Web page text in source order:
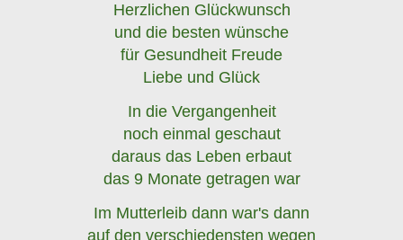
Herzlichen Glückwunsch
und die besten wünsche
für Gesundheit Freude
Liebe und Glück
In die Vergangenheit
noch einmal geschaut
daraus das Leben erbaut
das 9 Monate getragen war
Im Mutterleib dann war's dann
auf den verschiedensten wegen